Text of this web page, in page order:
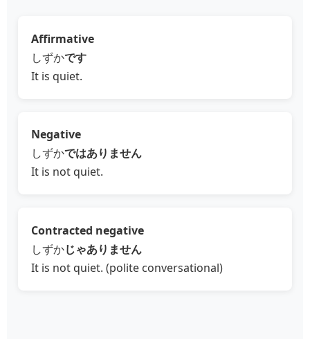
Affirmative
しずかです
It is quiet.
Negative
しずかではありません
It is not quiet.
Contracted negative
しずかじゃありません
It is not quiet. (polite conversational)